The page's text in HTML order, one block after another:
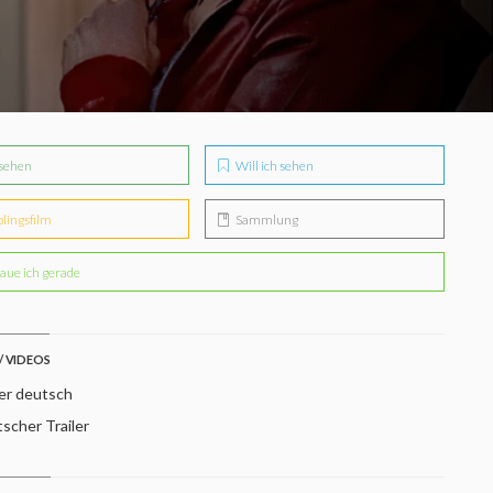
Will ich sehen
Sammlung
ich gerade
VIDEOS
deutsch
Trailer